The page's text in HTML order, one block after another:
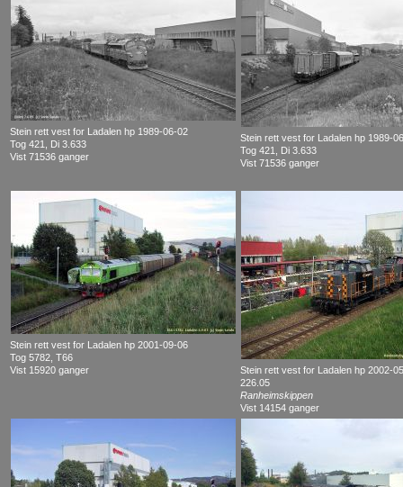
Stein rett vest for Ladalen hp 1989-06-02
Tog 421, Di 3.633
Vist 71536 ganger
Stein rett vest for Ladalen hp 1989-
Tog 421, Di 3.633
Vist 71536 ganger
Stein rett vest for Ladalen hp 2001-09-06
Tog 5782, T66
Vist 15920 ganger
Stein rett vest for Ladalen hp 2002-
226.05
Ranheimskippen
Vist 14154 ganger